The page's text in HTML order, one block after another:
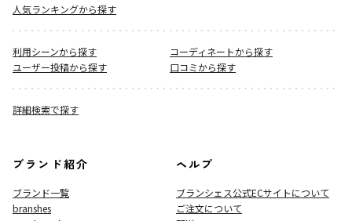
人気ランキングから探す
利用シーンから探す
コーディネートから探す
ユーザー投稿から探す
口コミから探す
詳細検索で探す
ブランド紹介
ブランド一覧
branshes
ヘルプ
ブランシェス公式ECサイトについて
ご注文について